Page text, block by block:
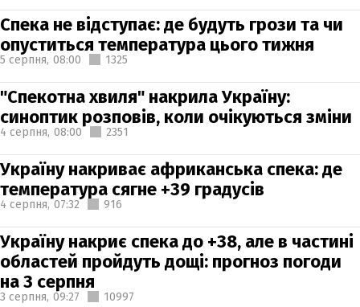
Спека не відступає: де будуть грози та чи
опуститься температура цього тижня
5 серпня, 08:00 1325
"Спекотна хвиля" накрила Україну:
синоптик розповів, коли очікуються зміни
4 серпня, 08:00 2351
Україну накриває африканська спека: де
температура сягне +39 градусів
4 серпня, 07:32 916
Україну накриє спека до +38, але в частині
областей пройдуть дощі: прогноз погоди
на 3 серпня
3 серпня, 09:27 10997